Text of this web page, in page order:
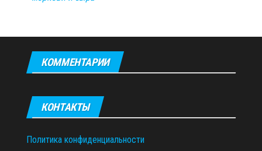
КОММЕНТАРИИ
КОНТАКТЫ
Политика конфиденциальности